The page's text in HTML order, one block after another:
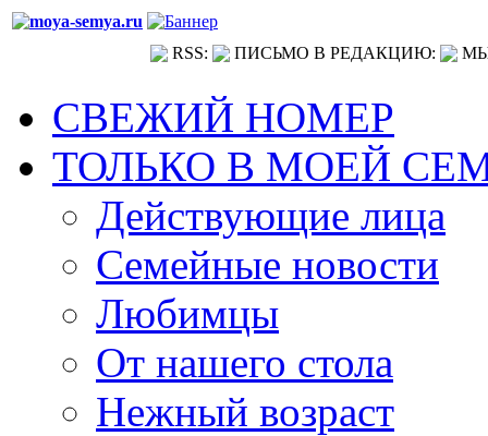
RSS: ПИСЬМО В РЕДАКЦИЮ:
СВЕЖИЙ НОМЕР
ТОЛЬКО В МОЕЙ
Действующие лица
Семейные новости
Любимцы
От нашего стола
Нежный возраст